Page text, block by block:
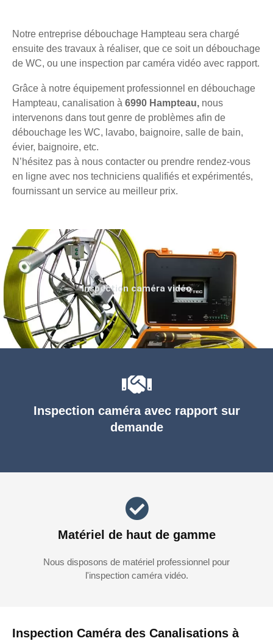
Notre entreprise débouchage Hampteau sera chargé
ensuite des travaux à réaliser, que ce soit un débouchage
de WC, ou une inspection par caméra vidéo avec rapport.
Grâce à notre équipement professionnel en débouchage
Hampteau, canalisation à 6990 Hampteau, nous
intervenons dans tout genre de problèmes afin de
débouchage les WC, lavabo, baignoire, salle de bain,
évier, baignoire, etc.
N’hésitez pas à nous contacter ou prendre rendez-vous
en ligne avec nos techniciens qualifiés et expérimentés,
fournissant un service au meilleur prix.
Inspection Caméra des Canalisations à
Inspection caméra avec rapport sur
demande
Matériel de haut de gamme
Nous disposons de matériel professionnel pour
l'inspection caméra vidéo.
Inspection caméra vidéo